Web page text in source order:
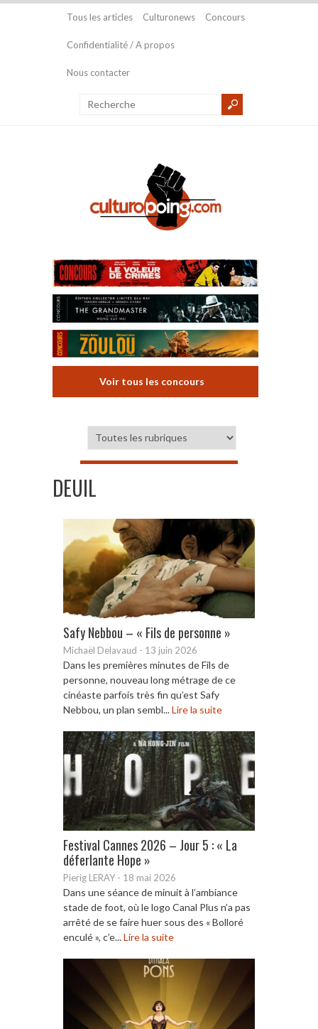
Tous les articles Culturonews Concours
Confidentialité / A propos
Nous contacter
Voir tous les concours
DEUIL
Safy Nebbou – « Fils de personne »
Michaël Delavaud - 13 juin 2026
Dans les premières minutes de Fils de
personne, nouveau long métrage de ce
cinéaste parfois très fin qu’est Safy
Nebbou, un plan sembl...Lire la suite
Festival Cannes 2026 – Jour 5 : « La
déferlante Hope »
Pierig LERAY - 18 mai 2026
Dans une séance de minuit à l’ambiance
stade de foot, où le logo Canal Plus n’a pas
arrêté de se faire huer sous des « Bolloré
enculé », c’e...Lire la suite